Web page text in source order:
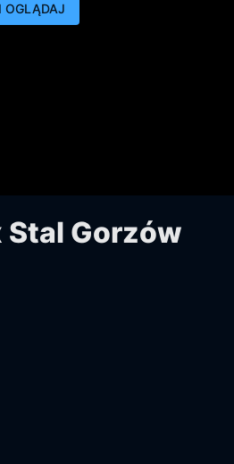
OGLĄDAJ
Stal Gorzów